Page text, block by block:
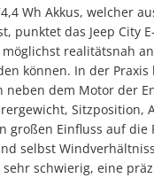
Wh Akkus, welcher
punktet das Jeep City
realitätsnah
können. In der
neben dem Motor der
großen Einfluss auf
selbst
schwierig, eine